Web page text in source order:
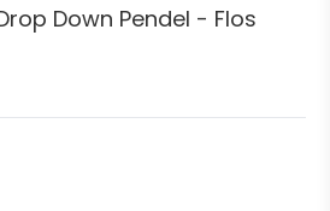
Down Pendel - Flos